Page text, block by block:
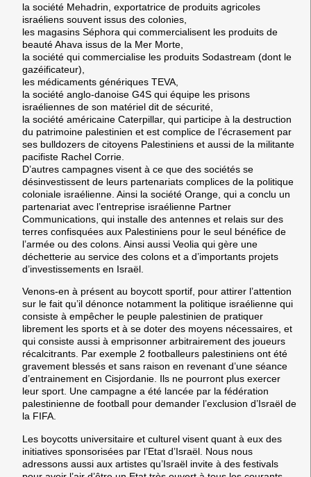
la société Mehadrin, exportatrice de produits agricoles
israéliens souvent issus des colonies,
les magasins Séphora qui commercialisent les produits de
beauté Ahava issus de la Mer Morte,
la société qui commercialise les produits Sodastream (dont le
gazéificateur),
les médicaments génériques TEVA,
la société anglo-danoise G4S qui équipe les prisons
israéliennes de son matériel dit de sécurité,
la société américaine Caterpillar, qui participe à la destruction
du patrimoine palestinien et est complice de l’écrasement par
ses bulldozers de citoyens Palestiniens et aussi de la militante
pacifiste Rachel Corrie.
D’autres campagnes visent à ce que des sociétés se
désinvestissent de leurs partenariats complices de la politique
coloniale israélienne. Ainsi la société Orange, qui a conclu un
partenariat avec l’entreprise israélienne Partner
Communications, qui installe des antennes et relais sur des
terres confisquées aux Palestiniens pour le seul bénéfice de
l’armée ou des colons. Ainsi aussi Veolia qui gère une
déchetterie au service des colons et a d’importants projets
d’investissements en Israël.
Venons-en à présent au boycott sportif, pour attirer l’attention
sur le fait qu’il dénonce notamment la politique israélienne qui
consiste à empêcher le peuple palestinien de pratiquer
librement les sports et à se doter des moyens nécessaires, et
qui consiste aussi à emprisonner arbitrairement des joueurs
récalcitrants. Par exemple 2 footballeurs palestiniens ont été
gravement blessés et sans raison en revenant d’une séance
d’entrainement en Cisjordanie. Ils ne pourront plus exercer
leur sport. Une campagne a été lancée par la fédération
palestinienne de football pour demander l’exclusion d’Israël de
la FIFA.
Les boycotts universitaire et culturel visent quant à eux des
initiatives sponsorisées par l’Etat d’Israël. Nous nous
adressons aussi aux artistes qu’Israël invite à des festivals